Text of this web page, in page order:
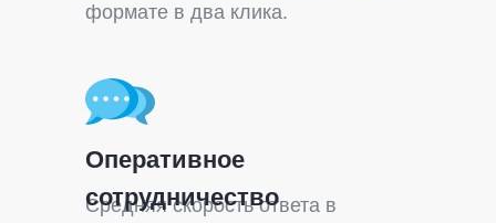
формате в два клика.
Средняя скорость ответа в
Оперативное
сотрудничество